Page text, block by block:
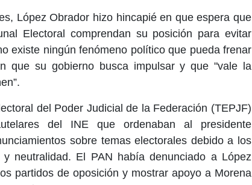
López Obrador hizo hincapié en que espera que
Electoral comprendan su posición para evitar
existe ningún fenómeno político que pueda frenar
que su gobierno busca impulsar y que "vale la
del Poder Judicial de la Federación (TEPJF)
del INE que ordenaban al presidente
sobre temas electorales debido a los
y neutralidad. El PAN había denunciado a López
partidos de oposición y mostrar apoyo a Morena